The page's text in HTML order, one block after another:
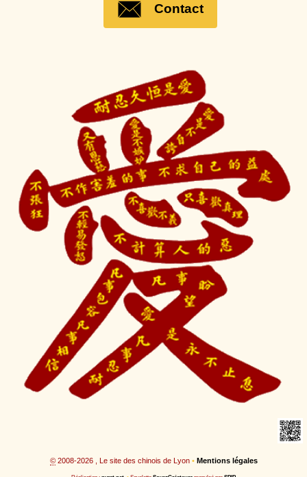
Contact
©2008-2026 , Le site des chinois de Lyon • Mentions légales